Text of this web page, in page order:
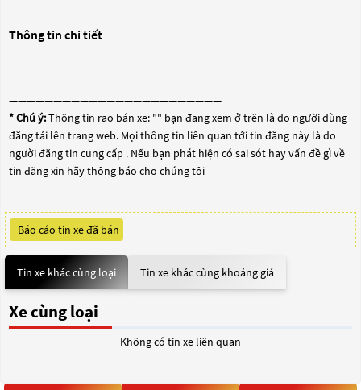
Thông tin chi tiết
————————————————————————
* Chú ý:Thông tin rao bán xe: "" bạn đang xem ở trên là do người dùng
đăng tải lên trang web. Mọi thông tin liên quan tới tin đăng này là do
người đăng tin cung cấp . Nếu bạn phát hiện có sai sót hay vấn đề gì về
tin đăng xin hãy thông báo cho chúng tôi
Báo cáo tin xe đã bán
Tin xe khác cùng loại Tin xe khác cùng khoảng giá
Xe cùng loại
Không có tin xe liên quan